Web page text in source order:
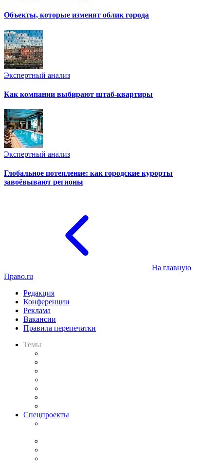
Объекты, которые изменят облик города
Экспертный анализ
Как компании выбирают штаб-квартиры
Экспертный анализ
Глобальное потепление: как городские курорты
завоёвывают регионы
На главную
Право.ru
Редакция
Конференции
Реклама
Вакансии
Правила перепечатки
Темы
Спецпроекты